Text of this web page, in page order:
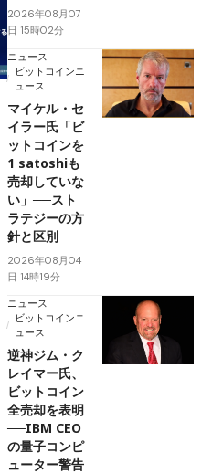
2026年08月07
日 15時02分
ニュース
ビットコインニ
ュース
マイケル・セ
イラー氏「ビ
ットコインを
1 satoshiも
売却していな
い」──スト
ラテジーの方
針と区別
2026年08月04
日 14時19分
ニュース
ビットコインニ
ュース
逆神ジム・ク
レイマー氏、
ビットコイン
全売却を表明
──IBM CEO
の量子コンピ
ューター警告